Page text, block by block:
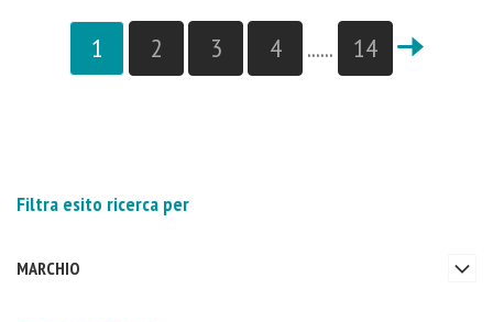
1 2 3 4 ...... 14
Filtra esito ricerca per
MARCHIO